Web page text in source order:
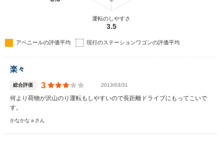
運転のしやすさ
3.5
アベニールの評価平均 現行のステーションワゴンの評価平均
楽々
総合評価 3 2013/03/31
何より荷物が沢山のり運転もしやすいので長距離ドライブにもってこいで
す。
かなかなａさん